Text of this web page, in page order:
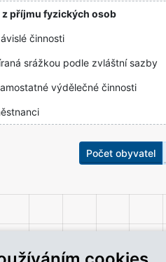
z příjmu fyzických osob
činnosti
srážkou podle zvláštní sazby
výdělečné činnosti
Počet obyvatel